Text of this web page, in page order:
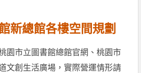
新總館各樓空間規劃
園市立圖書館總館官網、桃園市
文創生活廣場，實際營運情形請